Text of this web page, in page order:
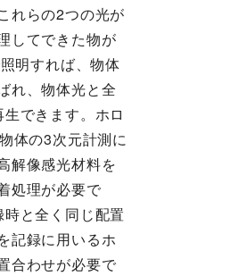
れらの2つの光が
してできた物が
明すれば、物体
れ、物体光と全
できます。ホロ
体の3次元計測に
解像感光材料を
処理が必要で
と全く同じ配置
記録に用いるホ
合わせが必要で